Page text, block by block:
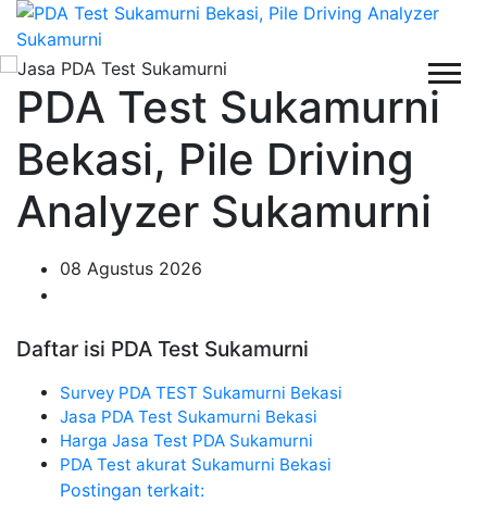
PDA Test Sukamurni
Bekasi, Pile Driving
Analyzer Sukamurni
08 Agustus 2026
Daftar isi PDA Test Sukamurni
Survey PDA TEST Sukamurni Bekasi
Jasa PDA Test Sukamurni Bekasi
Harga Jasa Test PDA Sukamurni
PDA Test akurat Sukamurni Bekasi
Postingan terkait: